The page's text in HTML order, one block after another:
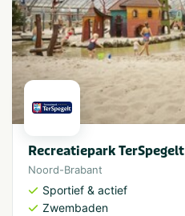
Recreatiepark TerSpegelt
Noord-Brabant
Sportief & actief
Zwembaden